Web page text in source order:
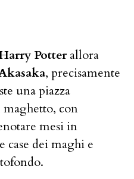
Potter allora
, precisamente
una piazza
con
mesi in
case dei maghi e